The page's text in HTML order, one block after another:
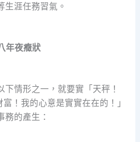
生涯任務習氣。
年夜癥狀
情形之一，就要實「天秤！
！我的心意是實實在在的！」
務的產生：